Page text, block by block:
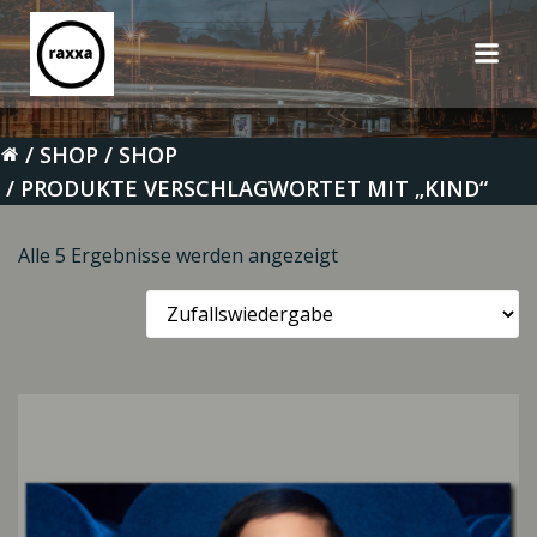
Zum
Inhalt
springen
SHOP
SHOP
PRODUKTE VERSCHLAGWORTET MIT „KIND“
Alle 5 Ergebnisse werden angezeigt